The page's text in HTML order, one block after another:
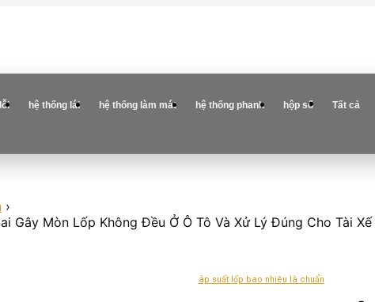
hệ thống lái hệ thống làm mát hệ thống phanh hộp số Tất cả
›
Gây Mòn Lốp Không Đều Ở Ô Tô Và Xử Lý Đúng Cho Tài Xế
áp suất lốp bao nhiêu là chuẩn